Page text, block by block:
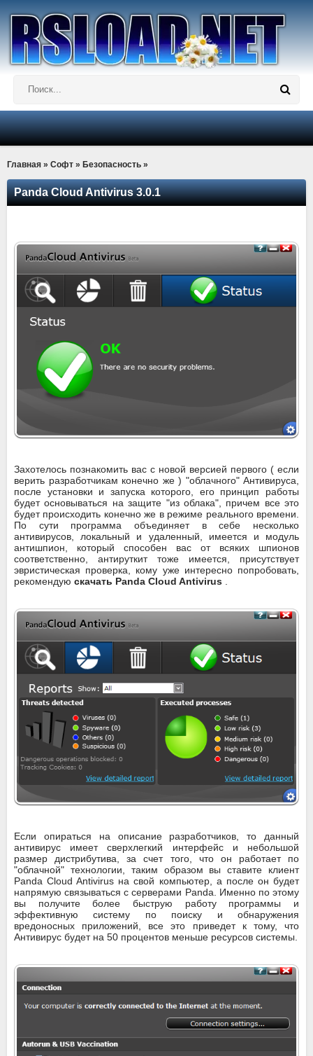
Главная » Софт » Безопасность »
Panda Cloud Antivirus 3.0.1
Захотелось познакомить вас с новой версией первого ( если
верить разработчикам конечно же ) "облачного" Антивируса,
после установки и запуска которого, его принцип работы
будет основываться на защите "из облака", причем все это
будет происходить конечно же в режиме реального времени.
По сути программа объединяет в себе несколько
антивирусов, локальный и удаленный, имеется и модуль
антишпион, который способен вас от всяких шпионов
соответственно, антируткит тоже имеется, присутствует
эвристическая проверка, кому уже интересно попробовать,
рекомендую скачать Panda Cloud Antivirus
Если опираться на описание разработчиков, то данный
антивирус имеет сверхлегкий интерфейс и небольшой
размер дистрибутива, за счет того, что он работает по
"облачной" технологии, таким образом вы ставите клиент
Panda Cloud Antivirus на свой компьютер, а после он будет
напрямую связываться с серверами Panda. Именно по этому
вы получите более быструю работу программы и
эффективную систему по поиску и обнаружения
вредоносных приложений, все это приведет к тому, что
Антивирус будет на 50 процентов меньше ресурсов системы.